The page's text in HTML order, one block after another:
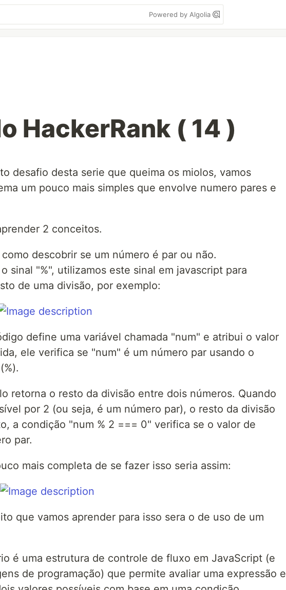
Powered by Algolia
HackerRank ( 14 )
desafio desta serie que queima os miolos, vamos
um pouco mais simples que envolve numero pares e
2 conceitos.
descobrir se um número é par ou não.
sinal "%", utilizamos este sinal em javascript para
de uma divisão, por exemplo:
define uma variável chamada "num" e atribui o valor
ele verifica se "num" é um número par usando o
retorna o resto da divisão entre dois números. Quando
por 2 (ou seja, é um número par), o resto da divisão
a condição "num % 2 === 0" verifica se o valor de
par.
mais completa de se fazer isso seria assim:
que vamos aprender para isso sera o de uso de um
é uma estrutura de controle de fluxo em JavaScript (e
de programação) que permite avaliar uma expressão e